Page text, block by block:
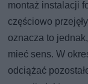
montaż instalacji
częściowo
oznacza to
mieć sens. W
odciążać